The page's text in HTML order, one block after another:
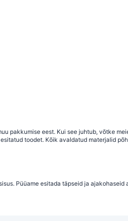
pakkumise eest. Kui see juhtub, võtke
toodet. Kõik avaldatud materjalid
Püüame esitada täpseid ja